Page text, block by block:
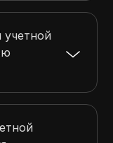
учетной